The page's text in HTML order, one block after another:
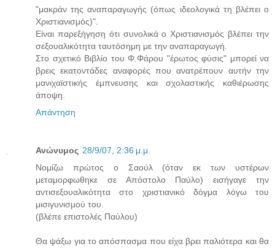
"μακράν της αναπαραγωγής (όπως ιδεολογικά τη βλέπει ο
Χριστιανισμός)".
Είναι παρεξήγηση ότι συνολικά ο Χριστιανισμός βλέπει την
σεξουαλικότητα ταυτόσημη με την αναπαραγωγή.
Στο σχετικό Βιβλίο του Φ.Φάρου "έρωτος φύσις" μπορεί να
βρεις εκατοντάδες αναφορές που ανατρέπουν αυτήν την
μανιχαϊστικής έμπνευσης και σχολαστικής καθιέρωσης
άποψη.
Απάντηση
Ανώνυμος 28/9/07, 2:36 μ.μ.
Νομίζω πρώτος ο Σαούλ (όταν εκ των υστέρων
μεταμορφωθηκε σε Απόστολο Παύλο) εισήγαγε την
αντισεξουαλικότητα στο χριστιανικό δόγμα λόγω του
μισιγυνισμού του.
(βλέπε επιστολές Παύλου)
Θα ψάξω για το απόσπασμα που είχα βρει παλιότερα και θα